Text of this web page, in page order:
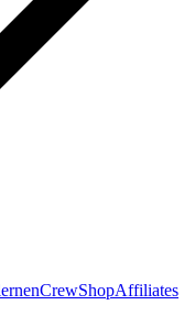
CrewShopAffiliates